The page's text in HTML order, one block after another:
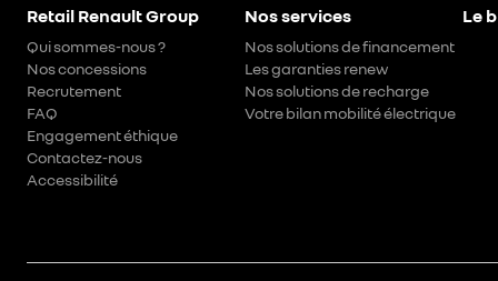
Retail Renault Group
Qui sommes-nous ?
Nos concessions
Recrutement
FAQ
Engagement éthique
Contactez-nous
Accessibilité
Nos services
Nos solutions de financement
Les garanties renew
Nos solutions de recharge
Votre bilan mobilité électrique
Le